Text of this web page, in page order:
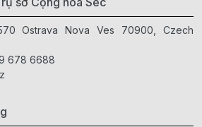
Ostrava Nova Ves 70900, Czech
678 6688